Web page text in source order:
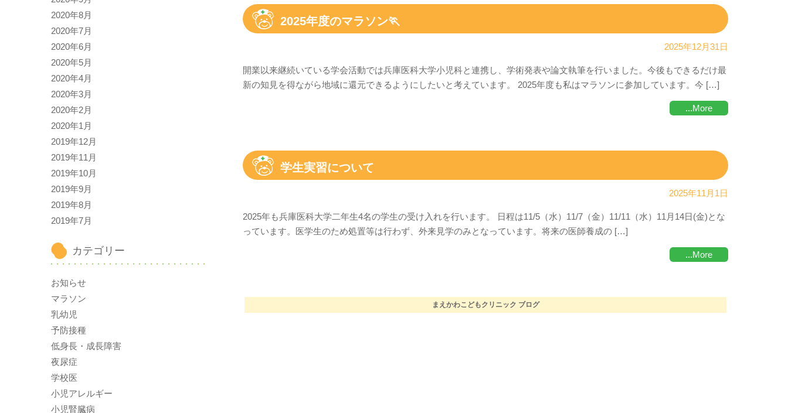
2025年度のマラソン🏃
2025年12月31日
開業以来継続いている学会活動では兵庫医科大学小児科と連携し、学術発表や論文執筆を行いました。今後もできるだけ最
新の知見を得ながら地域に還元できるようにしたいと考えています。 2025年度も私はマラソンに参加しています。今 […]
...More
学生実習について
2025年11月1日
2025年も兵庫医科大学二年生4名の学生の受け入れを行います。 日程は11/5（水）11/7（金）11/11（水）11月14日(金)とな
っています。医学生のため処置等は行わず、外来見学のみとなっています。将来の医師養成の […]
...More
まえかわこどもクリニック ブログ
2020年8月
2020年7月
2020年6月
2020年5月
2020年4月
2020年3月
2020年2月
2020年1月
2019年12月
2019年11月
2019年10月
2019年9月
2019年8月
2019年7月
カテゴリー
お知らせ
マラソン
乳幼児
予防接種
低身長・成長障害
夜尿症
学校医
小児アレルギー
小児腎臓病